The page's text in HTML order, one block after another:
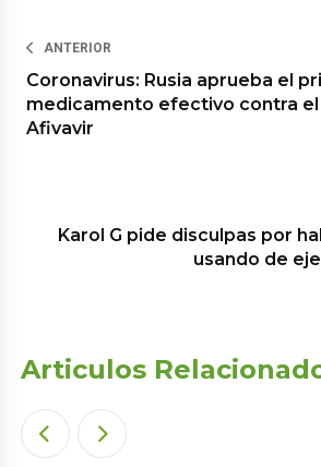
ANTERIOR
Coronavirus: Rusia aprueba el
medicamento efectivo contra el
Afivavir
Karol G pide disculpas por
usando de
Articulos